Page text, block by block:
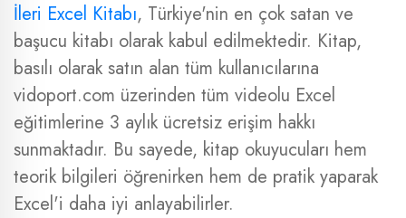
İleri Excel Kitabı, Türkiye'nin en çok satan ve
başucu kitabı olarak kabul edilmektedir. Kitap,
basılı olarak satın alan tüm kullanıcılarına
vidoport.com üzerinden tüm videolu Excel
eğitimlerine 3 aylık ücretsiz erişim hakkı
sunmaktadır. Bu sayede, kitap okuyucuları hem
teorik bilgileri öğrenirken hem de pratik yaparak
Excel'i daha iyi anlayabilirler.